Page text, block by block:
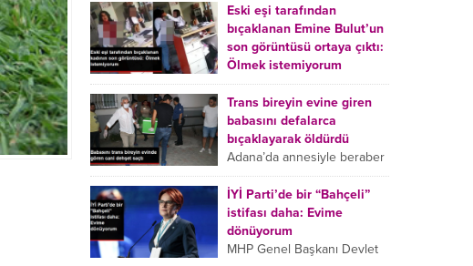
oyuncu Canan Ergüder,
hastalık sürecini anlattı:
Meme kanserine yakalanan
ünlü oyuncu Canan Ergüder
aklıma ilk ölümün...
Eski eşi tarafından
bıçaklanan Emine Bulut’un
son görüntüsü ortaya çıktı:
Ölmek istemiyorum
Kırıkkale’de eski eşi
tarafından boğazından
bıçaklanan Emine Bulut’un
“Ben ölmek istemiyorum”
demesi ve yanında bulunan
10 yaşındaki kızının “Anne
lütfen...
Trans bireyin evine giren
babasını defalarca
bıçaklayarak öldürdü
Adana’da annesiyle beraber
takip ettiği babasının trans
bireyin evine girdiği gören
cani, babasını vücudunun
çeşitli yerlerinden
bıçaklayarak öldürdü.
İYİ Parti’de bir “Bahçeli”
istifası daha: Evime
dönüyorum
MHP Genel Başkanı Devlet